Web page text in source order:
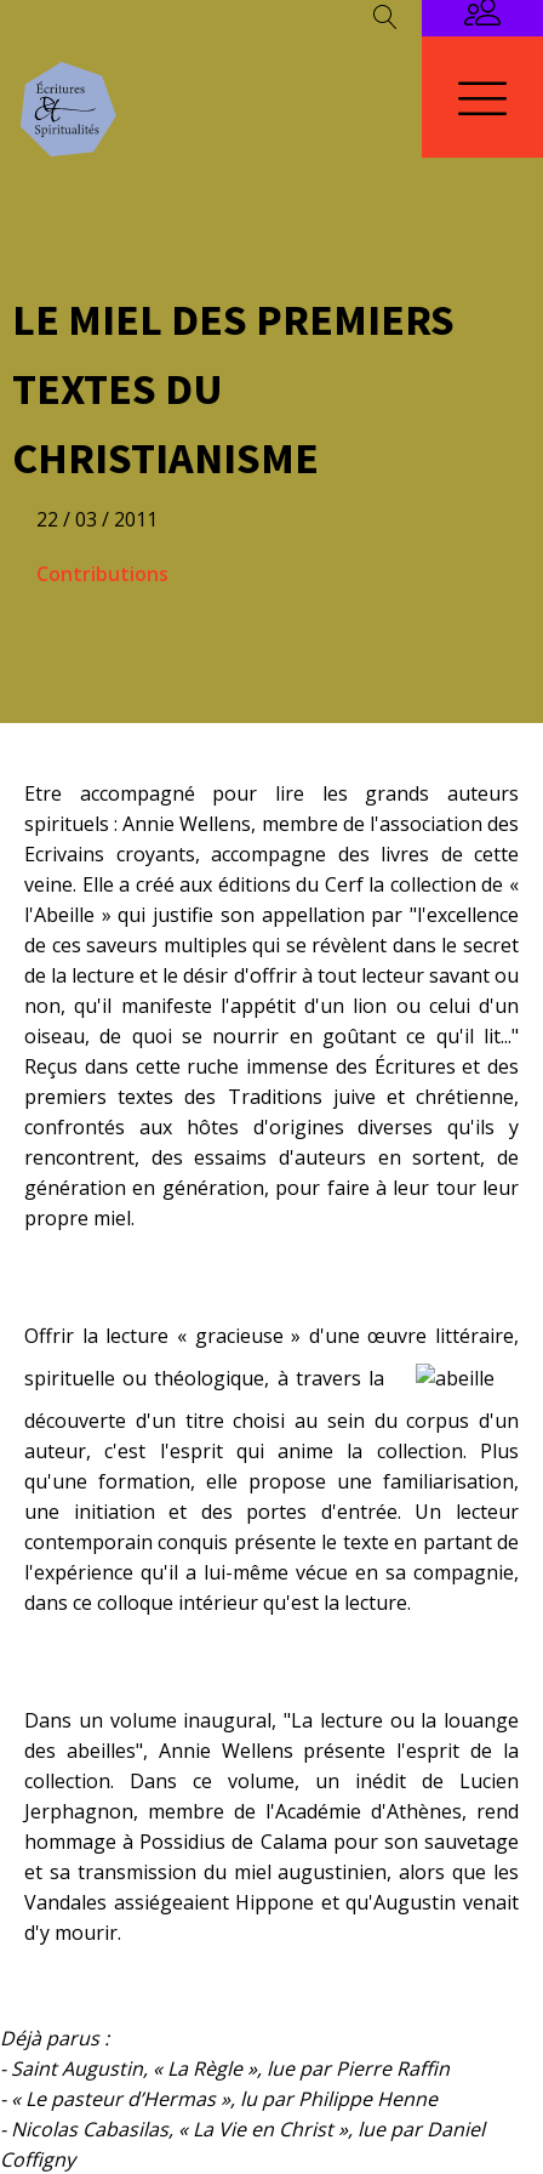
LE MIEL DES PREMIERS
TEXTES DU
CHRISTIANISME
22 / 03 / 2011
Contributions
Etre accompagné pour lire les grands auteurs
spirituels : Annie Wellens, membre de l'association des
Ecrivains croyants, accompagne des livres de cette
veine. Elle a créé aux éditions du Cerf la collection de «
l'Abeille »qui justifie son appellation par "l'excellence
de ces saveurs multiples qui se révèlent dans le secret
de la lecture et le désir d'offrir à tout lecteur savant ou
non, qu'il manifeste l'appétit d'un lion ou celui d'un
oiseau, de quoi se nourrir en goûtant ce qu'il lit..."
Reçus dans cette ruche immense des Écritures et des
premiers textes des Traditions juive et chrétienne,
confrontés aux hôtes d'origines diverses qu'ils y
rencontrent, des essaims d'auteurs en sortent, de
génération en génération, pour faire à leur tour leur
propre miel.
Offrir la lecture « gracieuse » d'une œuvre littéraire,
spirituelle ou théologique, à travers la
découverte d'un titre choisi au sein du corpus d'un
auteur, c'est l'esprit qui anime la collection. Plus
qu'une formation, elle propose une familiarisation,
une initiation et des portes d'entrée. Un lecteur
contemporain conquis présente le texte en partant de
l'expérience qu'il a lui-même vécue en sa compagnie,
dans ce colloque intérieur qu'est la lecture.
Dans un volume inaugural, "La lecture ou la louange
des abeilles", Annie Wellens présente l'esprit de la
collection. Dans ce volume, un inédit de Lucien
Jerphagnon, membre de l'Académie d'Athènes, rend
hommage à Possidius de Calama pour son sauvetage
et sa transmission du miel augustinien, alors que les
Vandales assiégeaient Hippone et qu'Augustin venait
d'y mourir.
Déjà parus :
- Saint Augustin, « La Règle », lue par Pierre Raffin
- « Le pasteur d’Hermas », lu par Philippe Henne
- Nicolas Cabasilas, « La Vie en Christ », lue par Daniel
Coffigny